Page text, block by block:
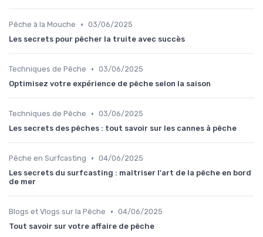
Pêche à la Mouche • 03/06/2025
Les secrets pour pêcher la truite avec succès
Techniques de Pêche • 03/06/2025
Optimisez votre expérience de pêche selon la saison
Techniques de Pêche • 03/06/2025
Les secrets des pêches : tout savoir sur les cannes à pêche
Pêche en Surfcasting • 04/06/2025
Les secrets du surfcasting : maîtriser l'art de la pêche en bord
de mer
Blogs et Vlogs sur la Pêche • 04/06/2025
Tout savoir sur votre affaire de pêche